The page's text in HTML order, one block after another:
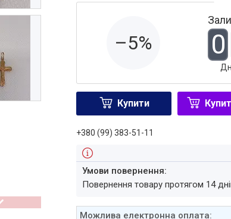
–5% 0
Купити
+380 (99) 383-51-11
повернення товару протягом 14